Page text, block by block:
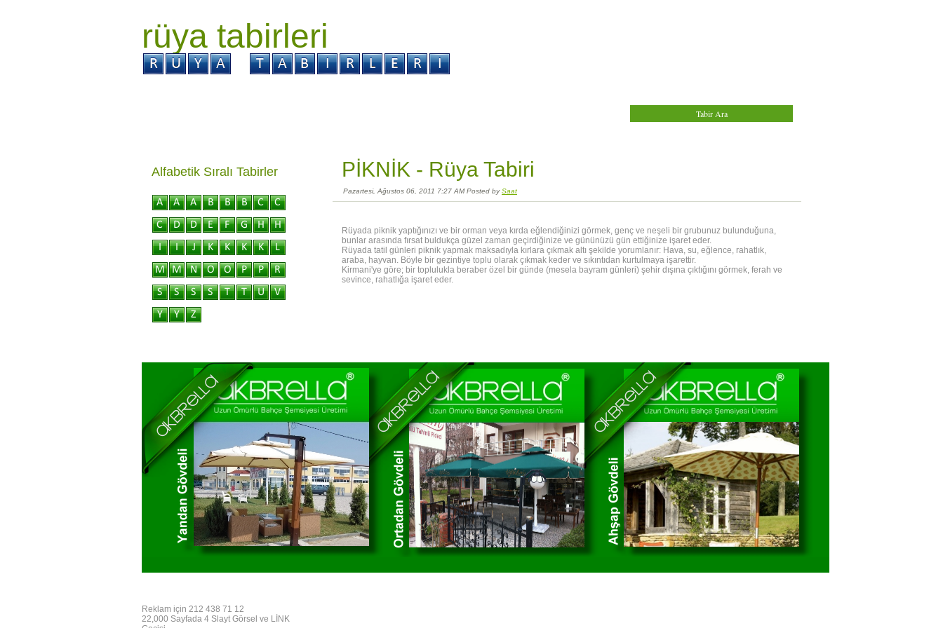
rüya tabirleri
PİKNİK - Rüya Tabiri
Pazartesi, Ağustos 06, 2011 7:27 AM Posted bySaat
Rüyada piknik yaptığınızı ve bir orman veya kırda eğlendiğinizi görmek, genç ve neşeli bir grubunuz bulunduğuna,
bunlar arasında fırsat buldukça güzel zaman geçirdiğinize ve gününüzü gün ettiğinize işaret eder.
Rüyada tatil günleri piknik yapmak maksadıyla kırlara çıkmak altı şekilde yorumlanır: Hava, su, eğlence, rahatlık,
araba, hayvan. Böyle bir gezintiye toplu olarak çıkmak keder ve sıkıntıdan kurtulmaya işarettir.
Kirmani'ye göre; bir toplulukla beraber özel bir günde (mesela bayram günleri) şehir dışına çıktığını görmek, ferah ve
sevince, rahatlığa işaret eder.
Alfabetik Sıralı Tabirler
Reklam için 212 438 71 12
22,000 Sayfada 4 Slayt Görsel ve LİNK